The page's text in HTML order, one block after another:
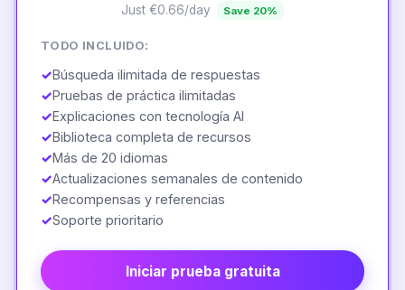
Just €0.66/day Save 20%
TODO INCLUIDO:
✓Búsqueda ilimitada de respuestas
✓Pruebas de práctica ilimitadas
✓Explicaciones con tecnología AI
✓Biblioteca completa de recursos
✓Más de 20 idiomas
✓Actualizaciones semanales de contenido
✓Recompensas y referencias
✓Soporte prioritario
Iniciar prueba gratuita